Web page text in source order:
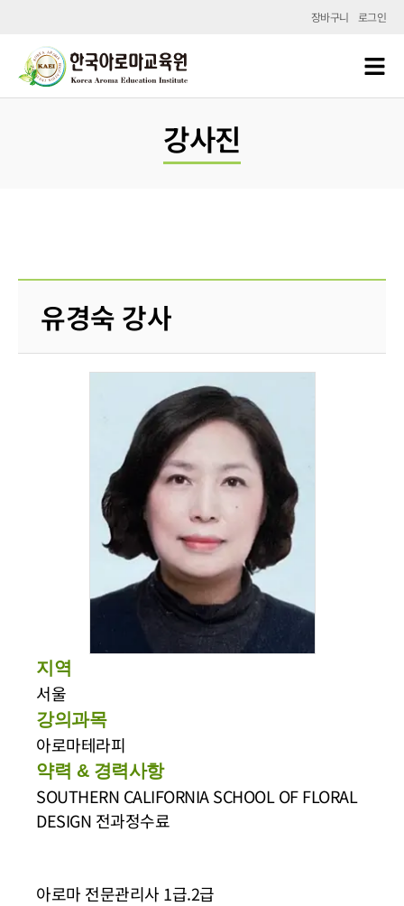
장바구니 로그인
강사진
유경숙 강사
지역
서울
강의과목
아로마테라피
약력 & 경력사항
SOUTHERN CALIFORNIA SCHOOL OF FLORAL
DESIGN 전과정수료
아로마 전문관리사 1급.2급